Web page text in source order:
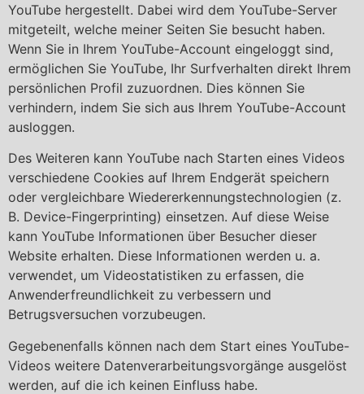
YouTube hergestellt. Dabei wird dem YouTube-Server
mitgeteilt, welche meiner Seiten Sie besucht haben.
Wenn Sie in Ihrem YouTube-Account eingeloggt sind,
ermöglichen Sie YouTube, Ihr Surfverhalten direkt Ihrem
persönlichen Profil zuzuordnen. Dies können Sie
verhindern, indem Sie sich aus Ihrem YouTube-Account
ausloggen.
Des Weiteren kann YouTube nach Starten eines Videos
verschiedene Cookies auf Ihrem Endgerät speichern
oder vergleichbare Wiedererkennungstechnologien (z.
B. Device-Fingerprinting) einsetzen. Auf diese Weise
kann YouTube Informationen über Besucher dieser
Website erhalten. Diese Informationen werden u. a.
verwendet, um Videostatistiken zu erfassen, die
Anwenderfreundlichkeit zu verbessern und
Betrugsversuchen vorzubeugen.
Gegebenenfalls können nach dem Start eines YouTube-
Videos weitere Datenverarbeitungsvorgänge ausgelöst
werden, auf die ich keinen Einfluss habe.